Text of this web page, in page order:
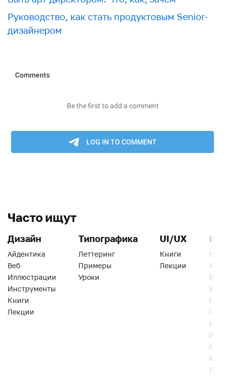
Руководство, как стать продуктовым Senior-
дизайнером
Часто ищут
Дизайн
Айдентика
Веб
Иллюстрации
Инструменты
Книги
Лекции
Типографика
Леттеринг
Примеры
Уроки
UI/UX
Книги
Лекции
Веб